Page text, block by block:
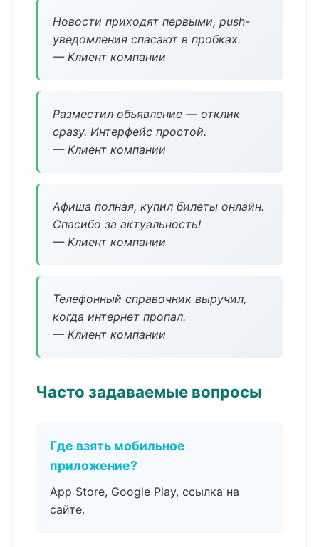
Новости приходят первыми, push-
уведомления спасают в пробках.
— Клиент компании
Разместил объявление — отклик
сразу. Интерфейс простой.
— Клиент компании
Афиша полная, купил билеты онлайн.
Спасибо за актуальность!
— Клиент компании
Телефонный справочник выручил,
когда интернет пропал.
— Клиент компании
Часто задаваемые вопросы
Где взять мобильное
приложение?
App Store, Google Play, ссылка на
сайте.